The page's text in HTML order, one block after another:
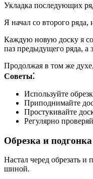
Укладка последующих
Я начал со второго
Каждую новую доску я
паз предыдущего ряда, а
Продолжая в том же
Советы⁚
Используйте
Приподнимайте
Простукивайте
Регулярно
Обрезка и подгонка
Настал черед обрезать
шиной.